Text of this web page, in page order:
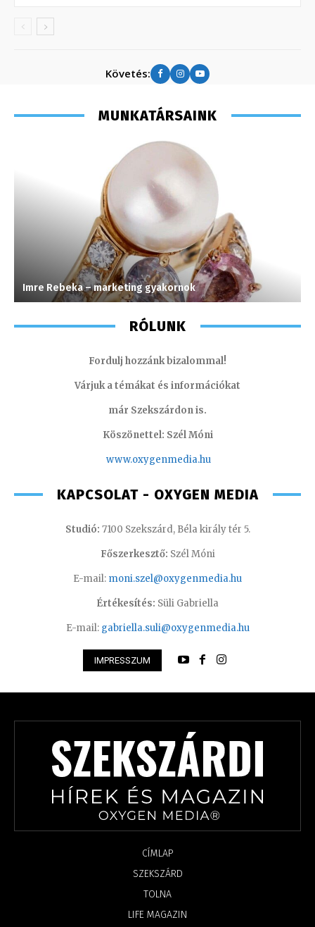
Követés:
MUNKATÁRSAINK
Imre Rebeka – marketing gyakornok
RÓLUNK
Fordulj hozzánk bizalommal!
Várjuk a témákat és információkat
már Szekszárdon is.
Köszönettel: Szél Móni
www.oxygenmedia.hu
KAPCSOLAT - OXYGEN MEDIA
Studió: 7100 Szekszárd, Béla király tér 5.
Főszerkesztő: Szél Móni
E-mail: moni.szel@oxygenmedia.hu
Értékesítés: Süli Gabriella
E-mail: gabriella.suli@oxygenmedia.hu
IMPRESSZUM
CÍMLAP
SZEKSZÁRD
TOLNA
LIFE MAGAZIN